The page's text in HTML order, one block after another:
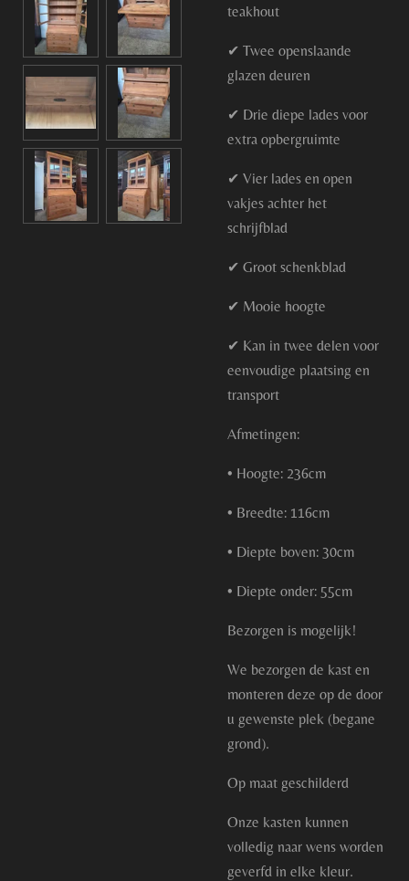
teakhout
✔ Twee openslaande
glazen deuren
✔ Drie diepe lades voor
extra opbergruimte
✔ Vier lades en open
vakjes achter het
schrijfblad
✔ Groot schenkblad
✔ Mooie hoogte
✔ Kan in twee delen voor
eenvoudige plaatsing en
transport
Afmetingen:
• Hoogte: 236cm
• Breedte: 116cm
• Diepte boven: 30cm
• Diepte onder: 55cm
Bezorgen is mogelijk!
We bezorgen de kast en
monteren deze op de door
u gewenste plek (begane
grond).
Op maat geschilderd
Onze kasten kunnen
volledig naar wens worden
geverfd in elke kleur.